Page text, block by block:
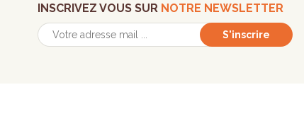
INSCRIVEZ VOUS SUR NOTRE NEWSLETTER
S'inscrire